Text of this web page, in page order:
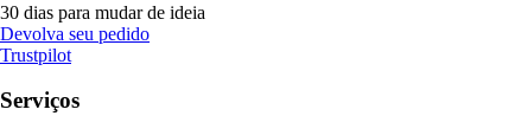
30 dias para mudar de ideia
Devolva seu pedido
Trustpilot
Serviços